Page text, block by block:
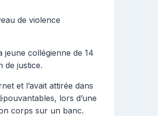
de violence
jeune collégienne de 14
de justice.
et l’avait attirée dans
lors d’une
corps sur un banc.